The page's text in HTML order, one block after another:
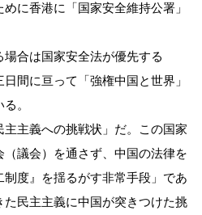
に香港に「国家安全維持公署」
場合は国家安全法が優先する
間に亘って「強権中国と世界」
。
主義への挑戦状」だ。この国家
議会）を通さず、中国の法律を
度』を揺るがす非常手段」であ
た民主主義に中国が突きつけた挑